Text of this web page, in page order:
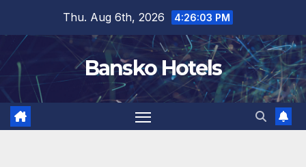
content
Thu. Aug 6th, 2026 4:26:03 PM
Bansko Hotels